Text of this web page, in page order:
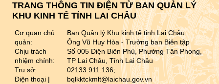
TRANG THÔNG TIN ĐIỆN TỬ BAN QUẢN LÝ
KHU KINH TẾ TỈNH LAI CHÂU
Cơ quan chủ
quản:
Chịu trách
nhiệm chính:
Trụ sở:
Điện thoại |
Ban Quản lý Khu kinh tế tỉnh Lai Châu
Ông Vũ Huy Hòa - Trưởng ban Biên tập
Số 005 Điện Biên Phủ, Phường Tân Phong,
TP Lai Châu, Tỉnh Lai Châu
02133.911.136;
bqlkktckmlt@laichau.gov.vn